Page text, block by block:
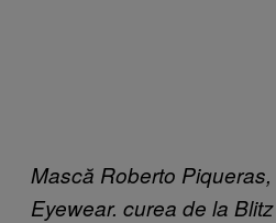
Mască Roberto
Eyewear. curea de la